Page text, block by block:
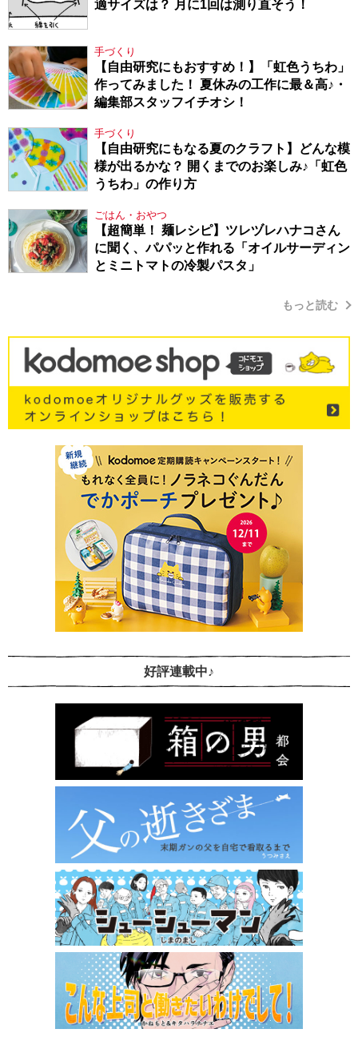
適サイズは？ 月に1回は測り直そう！
手づくり
【自由研究にもおすすめ！】「虹色うちわ」
作ってみました！ 夏休みの工作に最＆高♪・
編集部スタッフイチオシ！
手づくり
【自由研究にもなる夏のクラフト】どんな模
様が出るかな？ 開くまでのお楽しみ♪「虹色
うちわ」の作り方
ごはん・おやつ
【超簡単！ 麺レシピ】ツレヅレハナコさん
に聞く、パパッと作れる「オイルサーディン
とミニトマトの冷製パスタ」
もっと読む
好評連載中♪